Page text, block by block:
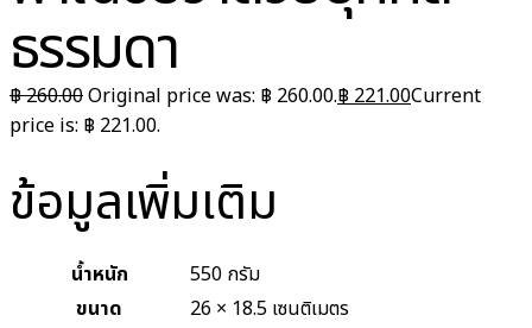
ธรรมดา
฿260.00Original price was: ฿ 260.00.฿ 221.00Current
price is: ฿ 221.00.
ข้อมูลเพิ่มเติม
น้ำหนัก
550 กรัม
ขนาด
26 × 18.5 เซนติเมตร